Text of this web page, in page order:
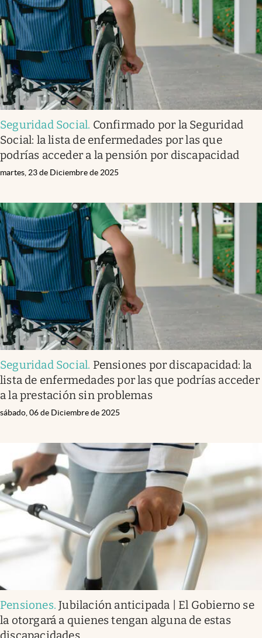
Seguridad Social. Confirmado por la Seguridad
Social: la lista de enfermedades por las que
podrías acceder a la pensión por discapacidad
martes, 23 de Diciembre de 2025
Seguridad Social. Pensiones por discapacidad: la
lista de enfermedades por las que podrías acceder
a la prestación sin problemas
sábado, 06 de Diciembre de 2025
Pensiones.Jubilación anticipada | El Gobierno se
la otorgará a quienes tengan alguna de estas